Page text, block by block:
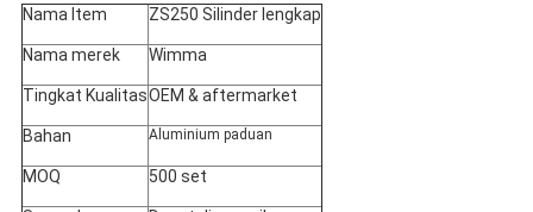
Nama Item ZS250 Silinder lengkap
Nama merek Wimma
Tingkat KualitasOEM & aftermarket
Bahan Aluminium paduan
MOQ 500 set